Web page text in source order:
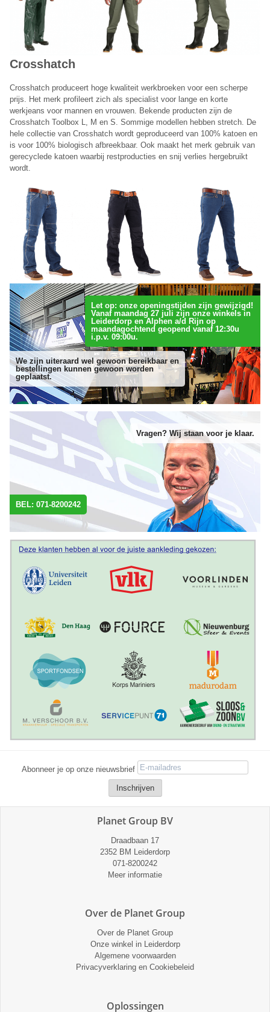
Crosshatch
Crosshatch produceert hoge kwaliteit werkbroeken voor een scherpe
prijs. Het merk profileert zich als specialist voor lange en korte
werkjeans voor mannen en vrouwen. Bekende producten zijn de
Crosshatch Toolbox L, M en S. Sommige modellen hebben stretch. De
hele collectie van Crosshatch wordt geproduceerd van 100% katoen en
is voor 100% biologisch afbreekbaar. Ook maakt het merk gebruik van
gerecyclede katoen waarbij restproducties en snij verlies hergebruikt
wordt.
Let op: onze openingstijden zijn gewijzigd!
Vanaf maandag 27 juli zijn onze winkels in
Leiderdorp en Alphen a/d Rijn op
maandagochtend geopend vanaf 12:30u
i.p.v. 09:00u.
We zijn uiteraard wel gewoon bereikbaar en
bestellingen kunnen gewoon worden
geplaatst.
Vragen? Wij staan voor je klaar.
BEL: 071-8200242
Abonneer je op onze nieuwsbrief
Planet Group BV
Draadbaan 17
2352 BM Leiderdorp
071-8200242
Meer informatie
Over de Planet Group
Over de Planet Group
Onze winkel in Leiderdorp
Algemene voorwaarden
Privacyverklaring en Cookiebeleid
Oplossingen